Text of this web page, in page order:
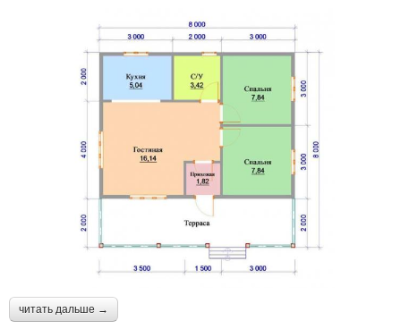
читать дальше →